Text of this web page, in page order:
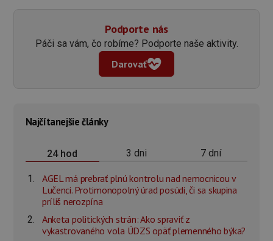
Podporte nás
Páči sa vám, čo robíme? Podporte naše aktivity.
Darovať
Najčítanejšie články
24 hod 3 dni 7 dní
AGEL má prebrať plnú kontrolu nad nemocnicou v
Lučenci. Protimonopolný úrad posúdi, či sa skupina
príliš nerozpína
Anketa politických strán: Ako spraviť z
vykastrovaného vola ÚDZS opäť plemenného býka?